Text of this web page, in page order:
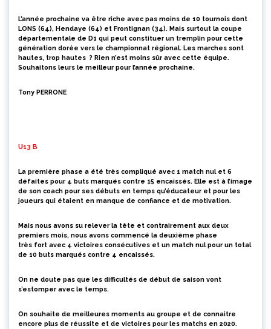
L’année prochaine va être riche avec pas moins de 10 tournois dont
LONS (64), Hendaye (64) et Frontignan (34). Mais surtout la coupe
départementale de D1 qui peut constituer un tremplin pour cette
génération dorée vers le championnat régional. Les marches sont
hautes, trop hautes ? Rien n’est moins sûr avec cette équipe.
Souhaitons leurs le meilleur pour l’année prochaine.
Tony PERRONE
U13 B
La première phase a été très compliqué avec 1 match nul et 6
défaites pour 4 buts marqués contre 15 encaissés. Elle est à l’image
de son coach pour ses débuts en temps qu’éducateur et pour les
joueurs qui étaient en manque de confiance et de motivation.
Mais nous avons su relever la tête et contrairement aux deux
premiers mois, nous avons commencé la deuxième phase
très fort avec 4 victoires consécutives et un match nul pour un total
de 10 buts marqués contre 4 encaissés.
On ne doute pas que les difficultés de début de saison vont
s’estomper avec le temps.
On souhaite de meilleures moments au groupe et de connaitre
encore plus de réussite et de victoires pour les matchs en 2020.